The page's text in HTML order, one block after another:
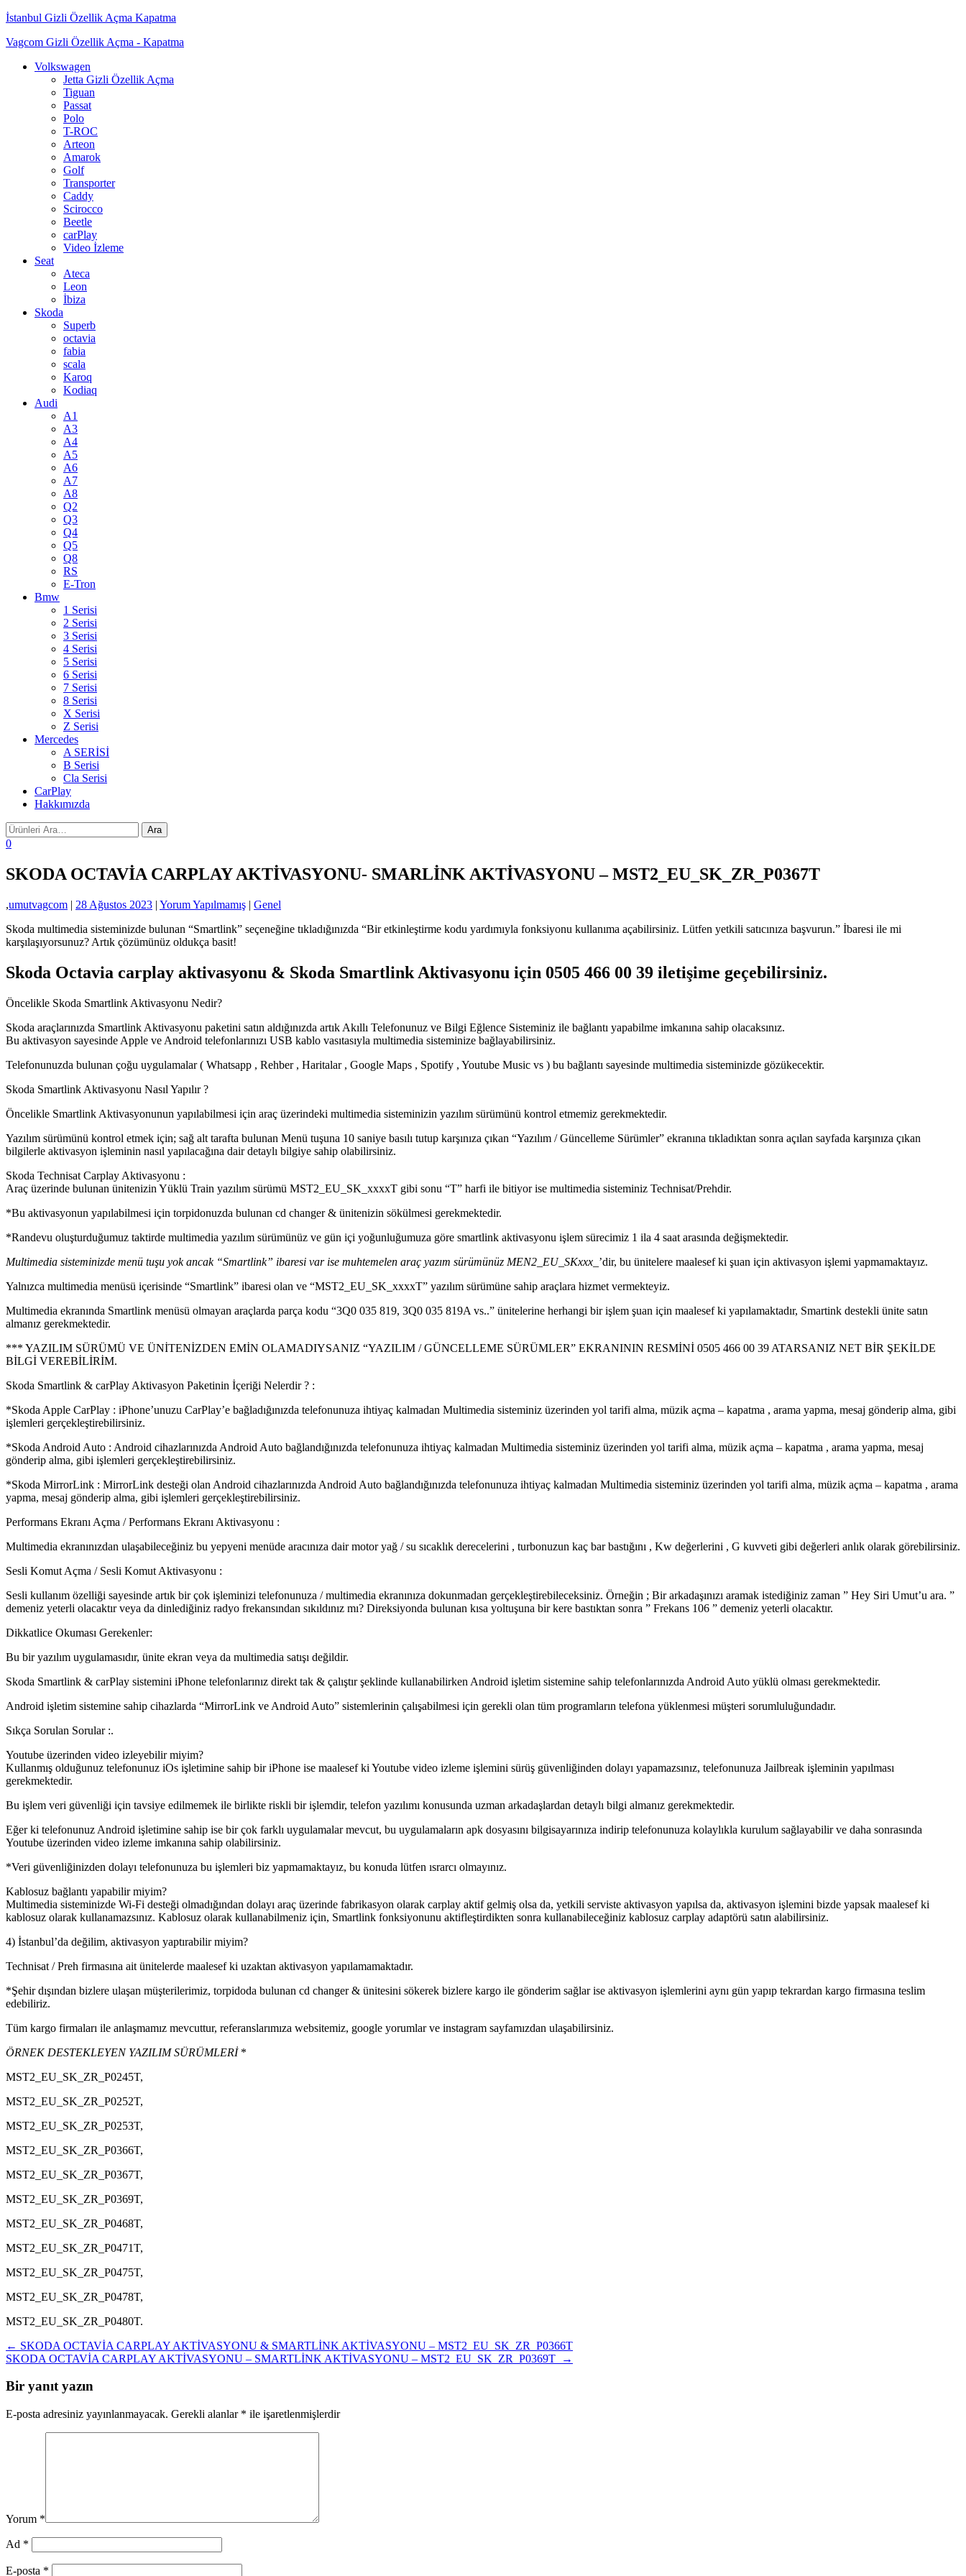
İstanbul Gizli Özellik Açma Kapatma
Vagcom Gizli Özellik Açma - Kapatma
Dolaşımı aç/kapat
Volkswagen
Jetta Gizli Özellik Açma
Tiguan
Passat
Polo
T-ROC
Arteon
Amarok
Golf
Transporter
Caddy
Scirocco
Beetle
carPlay
Video İzleme
Seat
Ateca
Leon
İbiza
Skoda
Superb
octavia
fabia
scala
Karoq
Kodiaq
Audi
A1
A3
A4
A5
A6
A7
A8
Q2
Q3
Q4
Q5
Q8
RS
E-Tron
Bmw
1 Serisi
2 Serisi
3 Serisi
4 Serisi
5 Serisi
6 Serisi
7 Serisi
8 Serisi
X Serisi
Z Serisi
Mercedes
A SERİSİ
B Serisi
Cla Serisi
CarPlay
Hakkımızda
0
SKODA OCTAVİA CARPLAY AKTİVASYONU- SMARLİNK AKTİVASYONU – MST2_EU_SK_ZR_P0367T
,umutvagcom | 28 Ağustos 2023 | Yorum Yapılmamış | Genel
Skoda multimedia sisteminizde bulunan “Smartlink” seçeneğine tıkladığınızda “Bir etkinleştirme kodu yardımıyla fonksiyonu kullanıma açabilirsiniz. Lütfen yetkili satıcınıza başvurun.” İbaresi ile mi
karşılaşıyorsunuz? Artık çözümünüz oldukça basit!
Skoda Octavia carplay aktivasyonu & Skoda Smartlink Aktivasyonu için 0505 466 00 39 iletişime geçebilirsiniz.
Öncelikle Skoda Smartlink Aktivasyonu Nedir?
Skoda araçlarınızda Smartlink Aktivasyonu paketini satın aldığınızda artık Akıllı Telefonunuz ve Bilgi Eğlence Sisteminiz ile bağlantı yapabilme imkanına sahip olacaksınız.
Bu aktivasyon sayesinde Apple ve Android telefonlarınızı USB kablo vasıtasıyla multimedia sisteminize bağlayabilirsiniz.
Telefonunuzda bulunan çoğu uygulamalar ( Whatsapp , Rehber , Haritalar , Google Maps , Spotify , Youtube Music vs ) bu bağlantı sayesinde multimedia sisteminizde gözükecektir.
Skoda Smartlink Aktivasyonu Nasıl Yapılır ?
Öncelikle Smartlink Aktivasyonunun yapılabilmesi için araç üzerindeki multimedia sisteminizin yazılım sürümünü kontrol etmemiz gerekmektedir.
Yazılım sürümünü kontrol etmek için; sağ alt tarafta bulunan Menü tuşuna 10 saniye basılı tutup karşınıza çıkan “Yazılım / Güncelleme Sürümler” ekranına tıkladıktan sonra açılan sayfada karşınıza çıkan
bilgilerle aktivasyon işleminin nasıl yapılacağına dair detaylı bilgiye sahip olabilirsiniz.
Skoda Technisat Carplay Aktivasyonu :
Araç üzerinde bulunan ünitenizin Yüklü Train yazılım sürümü MST2_EU_SK_xxxxT gibi sonu “T” harfi ile bitiyor ise multimedia sisteminiz Technisat/Prehdir.
*Bu aktivasyonun yapılabilmesi için torpidonuzda bulunan cd changer & ünitenizin sökülmesi gerekmektedir.
*Randevu oluşturduğumuz taktirde multimedia yazılım sürümünüz ve gün içi yoğunluğumuza göre smartlink aktivasyonu işlem sürecimiz 1 ila 4 saat arasında değişmektedir.
Multimedia sisteminizde menü tuşu yok ancak “Smartlink” ibaresi var ise muhtemelen araç yazım sürümünüz MEN2_EU_SKxxx_ ’dir, bu ünitelere maalesef ki şuan için aktivasyon işlemi yapmamaktayız.
Yalnızca multimedia menüsü içerisinde “Smartlink” ibaresi olan ve “MST2_EU_SK_xxxxT” yazılım sürümüne sahip araçlara hizmet vermekteyiz.
Multimedia ekranında Smartlink menüsü olmayan araçlarda parça kodu “3Q0 035 819, 3Q0 035 819A vs..” ünitelerine herhangi bir işlem şuan için maalesef ki yapılamaktadır, Smartink destekli ünite satın
almanız gerekmektedir.
*** YAZILIM SÜRÜMÜ VE ÜNİTENİZDEN EMİN OLAMADIYSANIZ “YAZILIM / GÜNCELLEME SÜRÜMLER” EKRANININ RESMİNİ 0505 466 00 39 ATARSANIZ NET BİR ŞEKİLDE
BİLGİ VEREBİLİRİM.
Skoda Smartlink & carPlay Aktivasyon Paketinin İçeriği Nelerdir ? :
*Skoda Apple CarPlay : iPhone’unuzu CarPlay’e bağladığınızda telefonunuza ihtiyaç kalmadan Multimedia sisteminiz üzerinden yol tarifi alma, müzik açma – kapatma , arama yapma, mesaj gönderip alma, gibi
işlemleri gerçekleştirebilirsiniz.
*Skoda Android Auto : Android cihazlarınızda Android Auto bağlandığınızda telefonunuza ihtiyaç kalmadan Multimedia sisteminiz üzerinden yol tarifi alma, müzik açma – kapatma , arama yapma, mesaj
gönderip alma, gibi işlemleri gerçekleştirebilirsiniz.
*Skoda MirrorLink : MirrorLink desteği olan Android cihazlarınızda Android Auto bağlandığınızda telefonunuza ihtiyaç kalmadan Multimedia sisteminiz üzerinden yol tarifi alma, müzik açma – kapatma , arama
yapma, mesaj gönderip alma, gibi işlemleri gerçekleştirebilirsiniz.
Performans Ekranı Açma / Performans Ekranı Aktivasyonu :
Multimedia ekranınızdan ulaşabileceğiniz bu yepyeni menüde aracınıza dair motor yağ / su sıcaklık derecelerini , turbonuzun kaç bar bastığını , Kw değerlerini , G kuvveti gibi değerleri anlık olarak görebilirsiniz.
Sesli Komut Açma / Sesli Komut Aktivasyonu :
Sesli kullanım özelliği sayesinde artık bir çok işleminizi telefonunuza / multimedia ekranınıza dokunmadan gerçekleştirebileceksiniz. Örneğin ; Bir arkadaşınızı aramak istediğiniz zaman ” Hey Siri Umut’u ara. ”
demeniz yeterli olacaktır veya da dinlediğiniz radyo frekansından sıkıldınız mı? Direksiyonda bulunan kısa yoltuşuna bir kere bastıktan sonra ” Frekans 106 ” demeniz yeterli olacaktır.
Dikkatlice Okuması Gerekenler:
Bu bir yazılım uygulamasıdır, ünite ekran veya da multimedia satışı değildir.
Skoda Smartlink & carPlay sistemini iPhone telefonlarınız direkt tak & çalıştır şeklinde kullanabilirken Android işletim sistemine sahip telefonlarınızda Android Auto yüklü olması gerekmektedir.
Android işletim sistemine sahip cihazlarda “MirrorLink ve Android Auto” sistemlerinin çalışabilmesi için gerekli olan tüm programların telefona yüklenmesi müşteri sorumluluğundadır.
Sıkça Sorulan Sorular :.
Youtube üzerinden video izleyebilir miyim?
Kullanmış olduğunuz telefonunuz iOs işletimine sahip bir iPhone ise maalesef ki Youtube video izleme işlemini sürüş güvenliğinden dolayı yapamazsınız, telefonunuza Jailbreak işleminin yapılması
gerekmektedir.
Bu işlem veri güvenliği için tavsiye edilmemek ile birlikte riskli bir işlemdir, telefon yazılımı konusunda uzman arkadaşlardan detaylı bilgi almanız gerekmektedir.
Eğer ki telefonunuz Android işletimine sahip ise bir çok farklı uygulamalar mevcut, bu uygulamaların apk dosyasını bilgisayarınıza indirip telefonunuza kolaylıkla kurulum sağlayabilir ve daha sonrasında
Youtube üzerinden video izleme imkanına sahip olabilirsiniz.
*Veri güvenliğinizden dolayı telefonunuza bu işlemleri biz yapmamaktayız, bu konuda lütfen ısrarcı olmayınız.
Kablosuz bağlantı yapabilir miyim?
Multimedia sisteminizde Wi-Fi desteği olmadığından dolayı araç üzerinde fabrikasyon olarak carplay aktif gelmiş olsa da, yetkili serviste aktivasyon yapılsa da, aktivasyon işlemini bizde yapsak maalesef ki
kablosuz olarak kullanamazsınız. Kablosuz olarak kullanabilmeniz için, Smartlink fonksiyonunu aktifleştirdikten sonra kullanabileceğiniz kablosuz carplay adaptörü satın alabilirsiniz.
4) İstanbul’da değilim, aktivasyon yaptırabilir miyim?
Technisat / Preh firmasına ait ünitelerde maalesef ki uzaktan aktivasyon yapılamamaktadır.
*Şehir dışından bizlere ulaşan müşterilerimiz, torpidoda bulunan cd changer & ünitesini sökerek bizlere kargo ile gönderim sağlar ise aktivasyon işlemlerini aynı gün yapıp tekrardan kargo firmasına teslim
edebiliriz.
Tüm kargo firmaları ile anlaşmamız mevcuttur, referanslarımıza websitemiz, google yorumlar ve instagram sayfamızdan ulaşabilirsiniz.
ÖRNEK DESTEKLEYEN YAZILIM SÜRÜMLERİ *
MST2_EU_SK_ZR_P0245T,
MST2_EU_SK_ZR_P0252T,
MST2_EU_SK_ZR_P0253T,
MST2_EU_SK_ZR_P0366T,
MST2_EU_SK_ZR_P0367T,
MST2_EU_SK_ZR_P0369T,
MST2_EU_SK_ZR_P0468T,
MST2_EU_SK_ZR_P0471T,
MST2_EU_SK_ZR_P0475T,
MST2_EU_SK_ZR_P0478T,
MST2_EU_SK_ZR_P0480T.
Yazı
gezinmesi
← SKODA OCTAVİA CARPLAY AKTİVASYONU & SMARTLİNK AKTİVASYONU – MST2_EU_SK_ZR_P0366T
SKODA OCTAVİA CARPLAY AKTİVASYONU – SMARTLİNK AKTİVASYONU – MST2_EU_SK_ZR_P0369T
→
Bir yanıt yazın
E-posta adresiniz yayınlanmayacak. Gerekli alanlar * ile işaretlenmişlerdir
Yorum *
Ad *
E-posta *